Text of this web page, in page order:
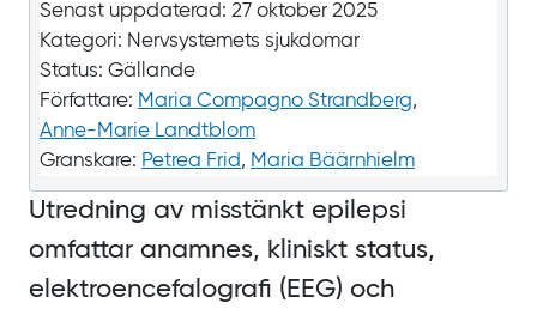
Senast uppdaterad: 27 oktober 2025
Kategori: Nervsystemets sjukdomar
Status: Gällande
Författare: Maria Compagno Strandberg,
Anne-Marie Landtblom
Granskare: Petrea Frid, Maria Bäärnhielm
Utredning av misstänkt epilepsi
omfattar anamnes, kliniskt status,
elektroencefalografi (EEG) och